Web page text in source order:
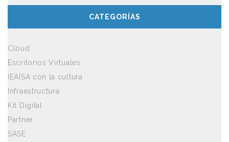
CATEGORÍAS
Cloud
Escritorios Virtuales
IEAISA con la cultura
Infraestructura
Kit Digital
Partner
SASE